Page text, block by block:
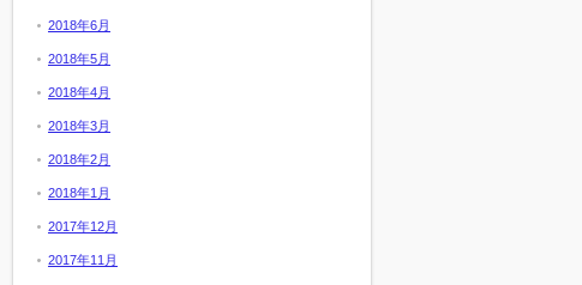
2018年6月
2018年5月
2018年4月
2018年3月
2018年2月
2018年1月
2017年12月
2017年11月